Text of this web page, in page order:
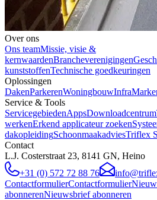
Over ons
Ons teamMissie, visie &
kernwaardenBrancheverenigingen
kunststoffenTechnische goedkeuringen
Oplossingen
DakenParkerenWoningbouwInfra
Service & Tools
ServicegebiedenAppsDownloadcentrum
werkenErkend applicateur zoeken
dakopleidingSchoonmaakadviesTriflex
Contact
L.J. Costerstraat 23, 8141 GN, Heino
+31 (0) 572 72 88 76
ContactformulierContactformulier
abonnerenNieuwsbrief abonneren